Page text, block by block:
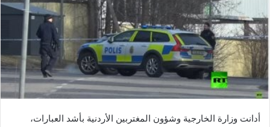
أدانت وزارة الخارجية وشؤون المغتربين الأردنية بأشد العبارات،